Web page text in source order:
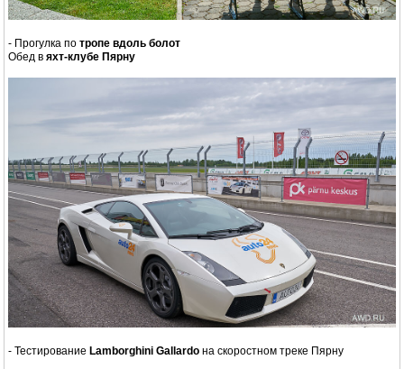
- Прогулка по тропе вдоль болот
Обед в яхт-клубе Пярну
- Тестирование Lamborghini Gallardo на скоростном треке Пярну